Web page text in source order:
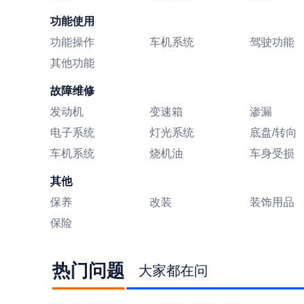
功能使用
功能操作
车机系统 驾驶功能
其他功能
故障维修
发动机
变速箱 渗漏
电子系统
灯光系统 底盘/转向
车机系统
烧机油 车身受损
其他
保养
改装 装饰用品
保险
热门问题 大家都在问